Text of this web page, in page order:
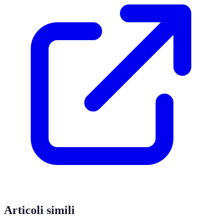
Articoli simili